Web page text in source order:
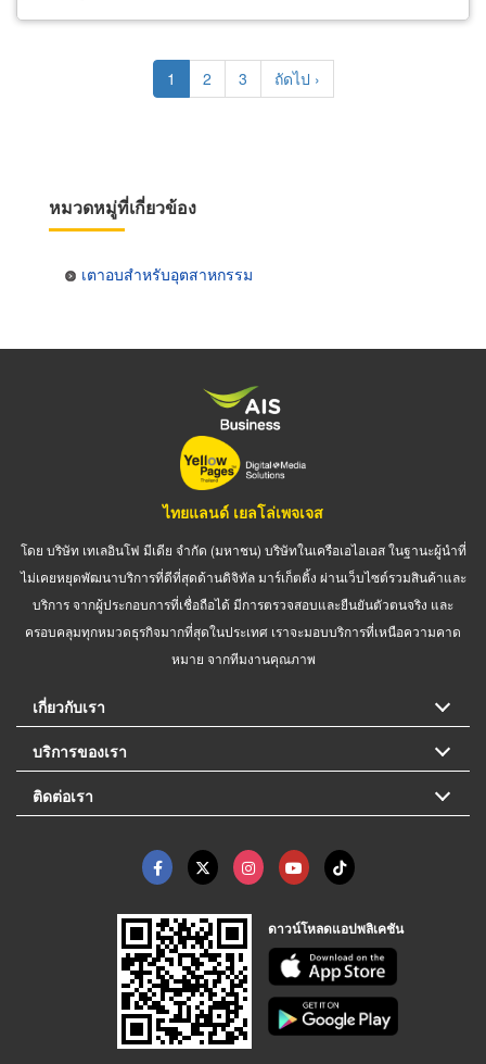
Current
page
1 Page
2 Page
3
Next
page
ถัดไป ›
หมวดหมู่ที่เกี่ยวข้อง
เตาอบสำหรับอุตสาหกรรม
ไทยแลนด์ เยลโล่เพจเจส
โดย บริษัท เทเลอินโฟ มีเดีย จำกัด (มหาชน) บริษัทในเครือเอไอเอส ในฐานะผู้นำที่
ไม่เคยหยุดพัฒนาบริการที่ดีที่สุดด้านดิจิทัล มาร์เก็ตติ้ง ผ่านเว็บไซต์รวมสินค้าและ
บริการ จากผู้ประกอบการที่เชื่อถือได้ มีการตรวจสอบและยืนยันตัวตนจริง และ
ครอบคลุมทุกหมวดธุรกิจมากที่สุดในประเทศ เราจะมอบบริการที่เหนือความคาด
หมาย จากทีมงานคุณภาพ
เกี่ยวกับเรา
บริการของเรา
ติดต่อเรา
ดาวน์โหลดแอปพลิเคชัน